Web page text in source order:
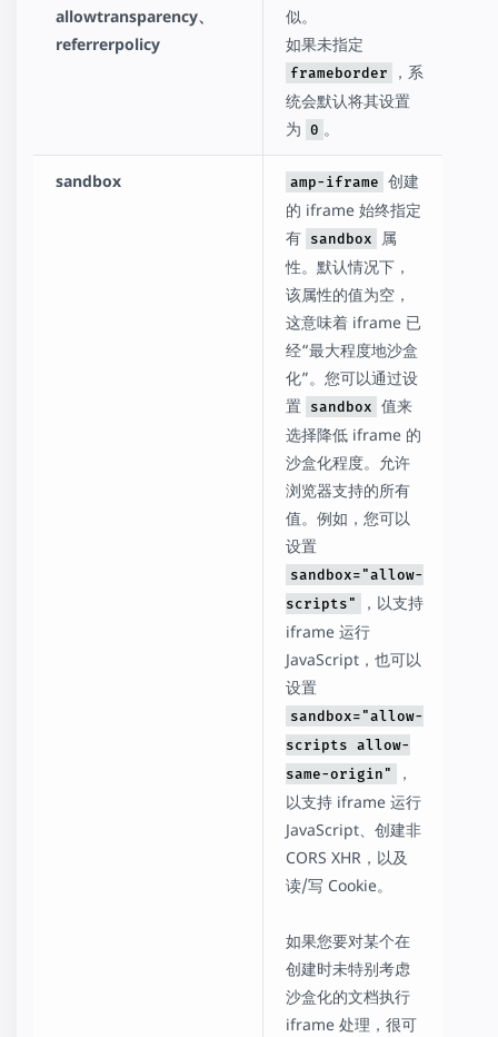
allowtransparency、
referrerpolicy
似。
如果未指定
frameborder
，系
统会默认将其设置
为 0 。
sandbox amp-iframe 创建
的 iframe 始终指定
有 sandbox
属
性。默认情况下，
该属性的值为空，
这意味着 iframe 已
经“最大程度地沙盒
化”。您可以通过设
置 sandbox 值来
选择降低 iframe 的
沙盒化程度。允许
浏览器支持的所有
值。例如，您可以
设置
sandbox="allow-
scripts"
，以支持
iframe 运行
JavaScript，也可以
设置
sandbox="allow-
scripts allow-
same-origin"
，
以支持 iframe 运行
JavaScript、创建非
CORS XHR，以及
读/写 Cookie。
如果您要对某个在
创建时未特别考虑
沙盒化的文档执行
iframe 处理，很可